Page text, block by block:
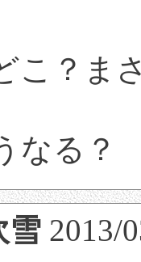
こ？ま
なる？
雪 2013/